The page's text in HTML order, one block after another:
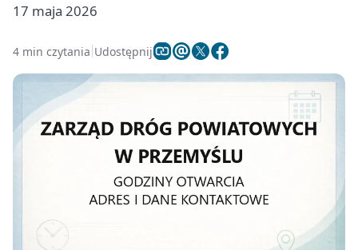
17 maja 2026
4 min czytania Udostępnij